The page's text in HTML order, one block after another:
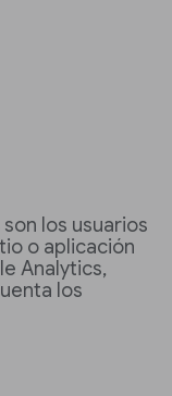
son los usuarios
o aplicación
Analytics,
los